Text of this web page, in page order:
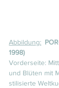
Abbildung:
1998)
Vorderseite:
und Blüten mit
stilisierte